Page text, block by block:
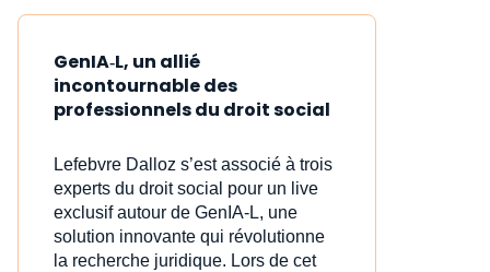
GenIA‑L, un allié
incontournable des
professionnels du droit social
Lefebvre Dalloz s’est associé à trois
experts du droit social pour un live
exclusif autour de GenIA‑L, une
solution innovante qui révolutionne
la recherche juridique. Lors de cet